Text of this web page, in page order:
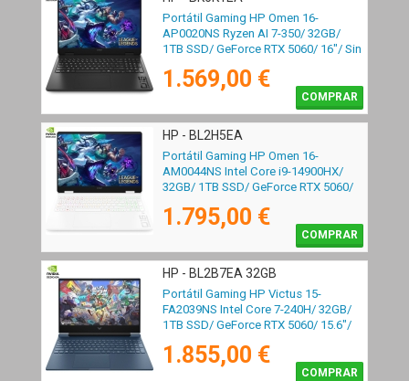
Portátil Gaming HP Omen 16-
AP0020NS Ryzen AI 7-350/ 32GB/
1TB SSD/ GeForce RTX 5060/ 16"/ Sin
1.569,00 €
COMPRAR
HP - BL2H5EA
Portátil Gaming HP Omen 16-
AM0044NS Intel Core i9-14900HX/
32GB/ 1TB SSD/ GeForce RTX 5060/
1.795,00 €
COMPRAR
HP - BL2B7EA 32GB
Portátil Gaming HP Victus 15-
FA2039NS Intel Core 7-240H/ 32GB/
1TB SSD/ GeForce RTX 5060/ 15.6"/
1.855,00 €
COMPRAR